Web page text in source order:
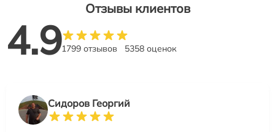
Отзывы клиентов
4.91799 отзывов 5358 оценок
Сидоров Георгий